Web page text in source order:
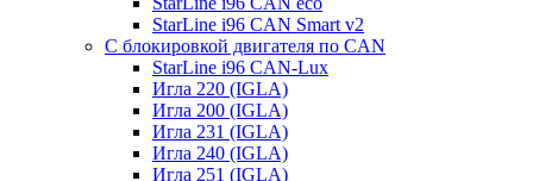
StarLine i96 CAN Smart v2
С блокировкой двигателя по CAN
StarLine i96 CAN-Lux
Игла 220 (IGLA)
Игла 200 (IGLA)
Игла 231 (IGLA)
Игла 240 (IGLA)
Игла 251 (IGLA)